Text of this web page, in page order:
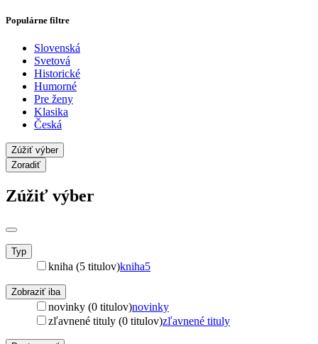
Populárne filtre
Slovenská
Svetová
Historické
Humorné
Pre ženy
Klasika
Česká
Zúžiť výber
Zoradiť
Zúžiť výber
Typ
kniha (5 titulov)kniha5
Zobraziť iba
novinky (0 titulov)novinky
zľavnené tituly (0 titulov)zľavnené tituly